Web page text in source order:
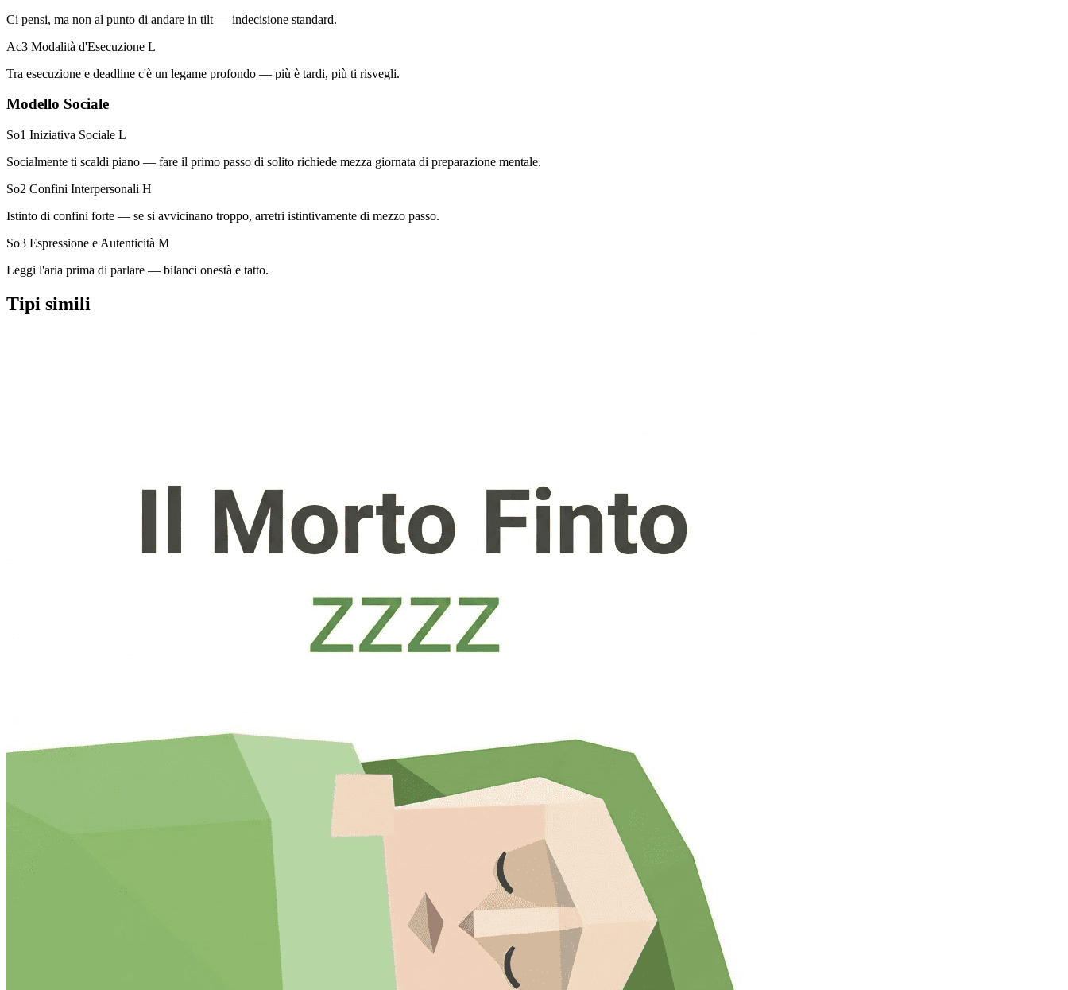
Ci pensi, ma non al punto di andare in tilt — indecisione standard.
Ac3 Modalità d'Esecuzione L
Tra esecuzione e deadline c'è un legame profondo — più è tardi, più ti risvegli.
Modello Sociale
So1 Iniziativa Sociale L
Socialmente ti scaldi piano — fare il primo passo di solito richiede mezza giornata di preparazione mentale.
So2 Confini Interpersonali H
Istinto di confini forte — se si avvicinano troppo, arretri istintivamente di mezzo passo.
So3 Espressione e Autenticità M
Leggi l'aria prima di parlare — bilanci onestà e tatto.
Tipi simili